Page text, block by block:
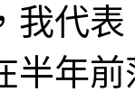
我代
半年